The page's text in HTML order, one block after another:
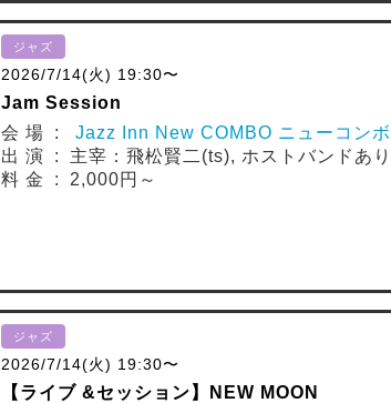
ジャズ
2026/7/14(火) 19:30〜
Jam Session
会 場 : Jazz Inn New COMBO ニューコンボ
出 演 : 主宰：飛松賢二(ts), ホストバンドあり
料 金 : 2,000円～
ジャズ
2026/7/14(火) 19:30〜
【ライブ &セッション】NEW MOON